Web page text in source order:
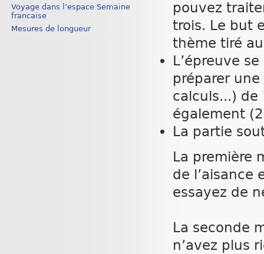
pouvez
trois. Le but
thème tiré
L’épreuve
préparer
calculs...) de
également
La partie
La première
de l’aisance
essayez de
La seconde
n’avez plus
Voyage dans l’espace Semaine
francaise
Mesures de longueur